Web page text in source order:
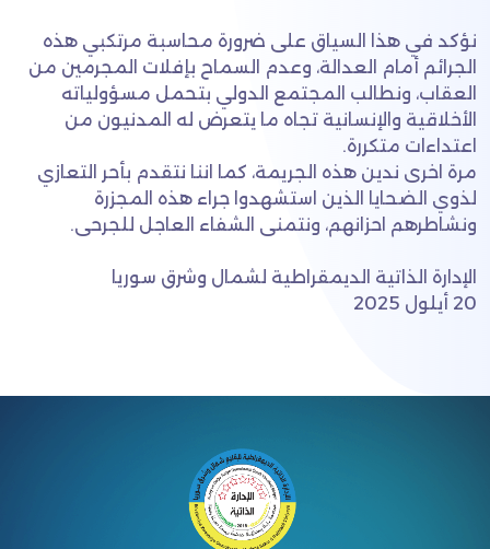
نؤكد في هذا السياق على ضرورة محاسبة مرتكبي هذه
الجرائم أمام العدالة، وعدم السماح بإفلات المجرمين من
العقاب، ونطالب المجتمع الدولي بتحمل مسؤولياته
الأخلاقية والإنسانية تجاه ما يتعرض له المدنيون من
اعتداءات متكررة.
مرة اخرى ندين هذه الجريمة، كما اننا نتقدم بأحر التعازي
لذوي الضحايا الذين استشهدوا جراء هذه المجزرة
ونشاطرهم احزانهم، ونتمنى الشفاء العاجل للجرحى.
الإدارة الذاتية الديمقراطية لشمال وشرق سوريا
20 أيلول 2025